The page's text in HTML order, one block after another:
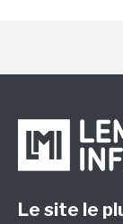
Le site le